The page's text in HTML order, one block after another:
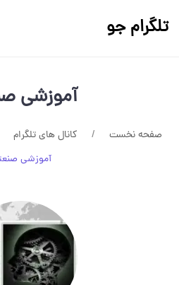
تلگرام جو
آموزشی
صفحه نخست کانال های تلگرام
آموزشی